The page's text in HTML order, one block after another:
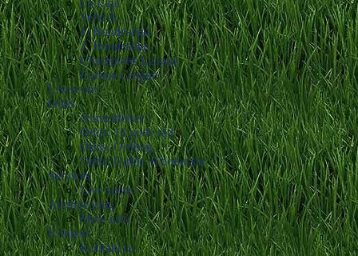
La Liga
Serie A
1. Bundesliga
2. Bundesliga
Champions League
Europa League
Livescore
Odds
Anmeldelser
Odds: 10 gode råd
Odds: Ordbog
Odds: Guide til bonusser
Services
Live score
Annoncering
Mere info
Kontakt
Kontakt os